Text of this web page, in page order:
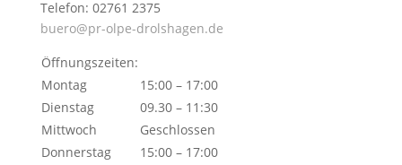
Telefon: 02761 2375
buero@pr-olpe-drolshagen.de
Öffnungszeiten:
Montag
15:00 – 17:00
Dienstag
09.30 – 11:30
Mittwoch
Geschlossen
Donnerstag
15:00 – 17:00